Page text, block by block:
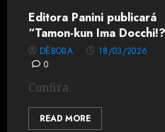
Editora Panini publicará
“Tamon-kun Ima
DÉBORA
18/03/2026
0
Confira.
READ MORE